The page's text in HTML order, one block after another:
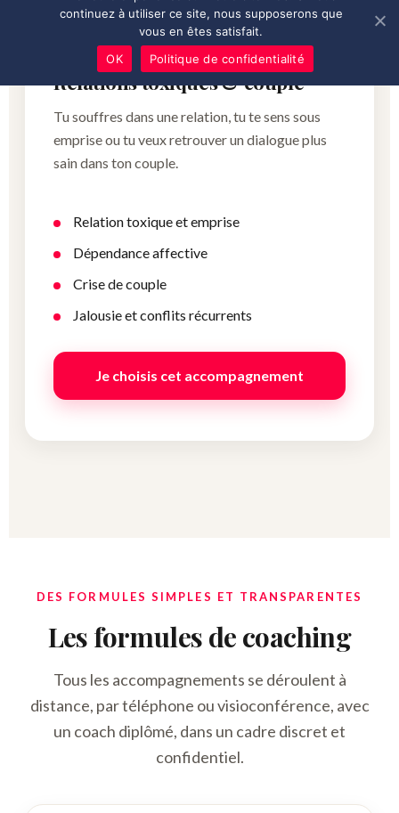
Relations toxiques & couple
Tu souffres dans une relation, tu te sens sous
emprise ou tu veux retrouver un dialogue plus
sain dans ton couple.
Relation toxique et emprise
Dépendance affective
Crise de couple
Jalousie et conflits récurrents
Je choisis cet accompagnement
DES FORMULES SIMPLES ET TRANSPARENTES
Les formules de coaching
Tous les accompagnements se déroulent à
distance, par téléphone ou visioconférence, avec
un coach diplômé, dans un cadre discret et
confidentiel.
continuez à utiliser ce site, nous supposerons que
vous en êtes satisfait.
OK
Politique de confidentialité